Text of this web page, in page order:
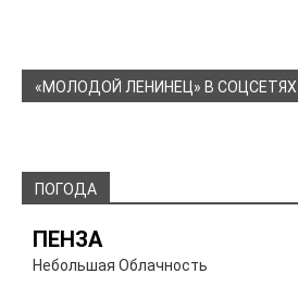
«МОЛОДОЙ ЛЕНИНЕЦ» В СОЦСЕТЯХ
ПОГОДА
ПЕНЗА
Небольшая Облачность